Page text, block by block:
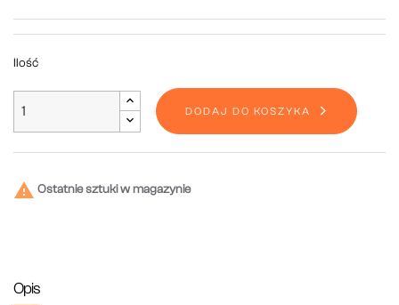
Ilość
DODAJ DO KOSZYKA
 Ostatnie sztuki w magazynie
Opis